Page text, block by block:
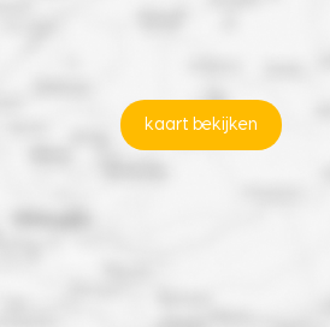
kaart bekijken